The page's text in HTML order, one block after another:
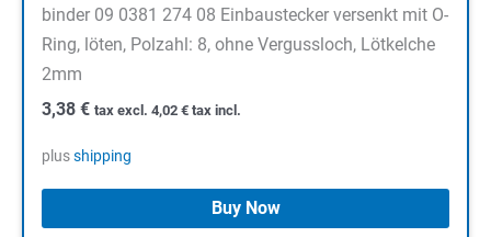
binder 09 0381 274 08 Einbaustecker versenkt mit O-
Ring, löten, Polzahl: 8, ohne Vergussloch, Lötkelche
2mm
3,38 € tax excl. 4,02 € tax incl.
plusshipping
Buy Now